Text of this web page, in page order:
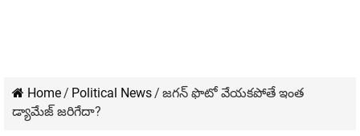
Home/ Political News/ జగన్ ఫొటో వేయకపోతే ఇంత
డ్యామేజ్ జరిగేదా?